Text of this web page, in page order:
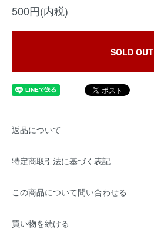
500円(内税)
SOLD OUT
返品について
特定商取引法に基づく表記
この商品について問い合わせる
買い物を続ける